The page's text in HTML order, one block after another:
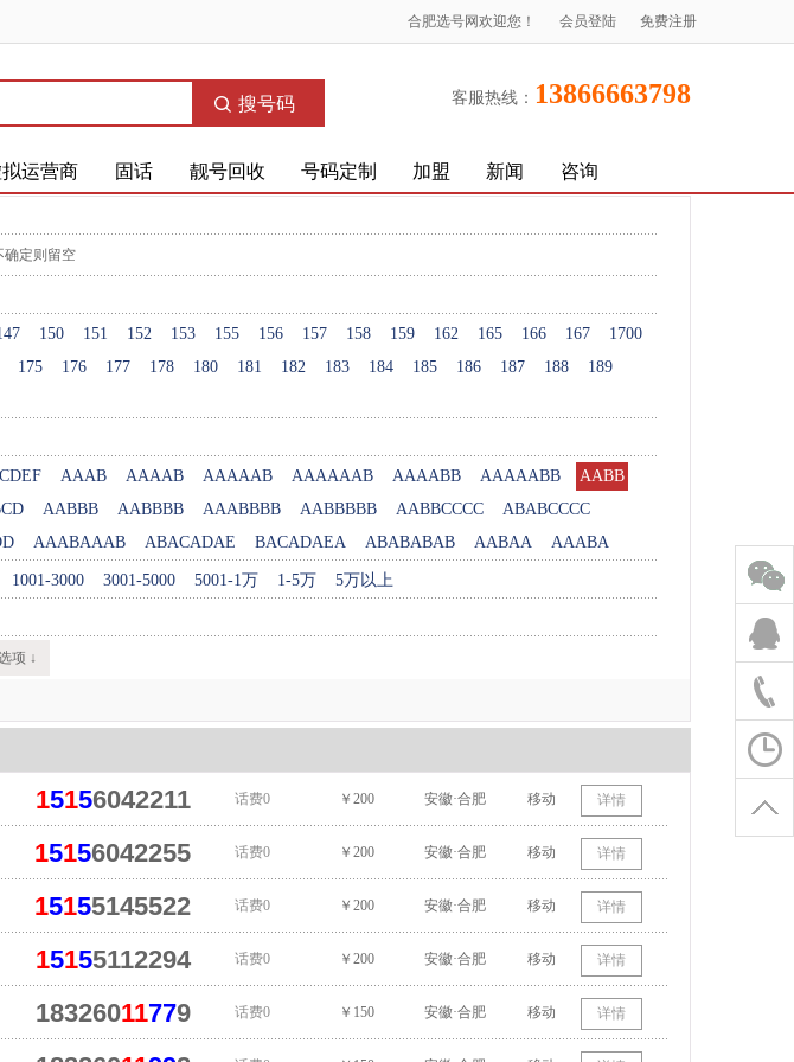
合肥选号网欢迎您！ 会员登陆 免费注册
搜号码 客服热线： 13866663798
拟运营商 固话 靓号回收 号码定制 加盟 新闻 咨询
定则留空
150 151 152 153 155 156 157 158 159 162 165 166 167
1700
175 176 177 178 180 181 182 183 184 185 186 187 188
189
AAAB AAAAB AAAAAB AAAAAAB AAAABB AAAAABB
AABB
AABBB AABBBB AAABBBB AABBBBB AABBCCCC
ABABCCCC
AAABAAAB ABACADAE BACADAEA ABABABAB AABAA AAABA
1001-3000 3001-5000 5001-1万 1-5万 5万以上
项 ↓
15156042211 话费0 ￥200 安徽·合肥 移动 详情
15156042255 话费0 ￥200 安徽·合肥 移动 详情
15155145522 话费0 ￥200 安徽·合肥 移动 详情
15155112294 话费0 ￥200 安徽·合肥 移动 详情
18326011779 话费0 ￥150 安徽·合肥 移动 详情